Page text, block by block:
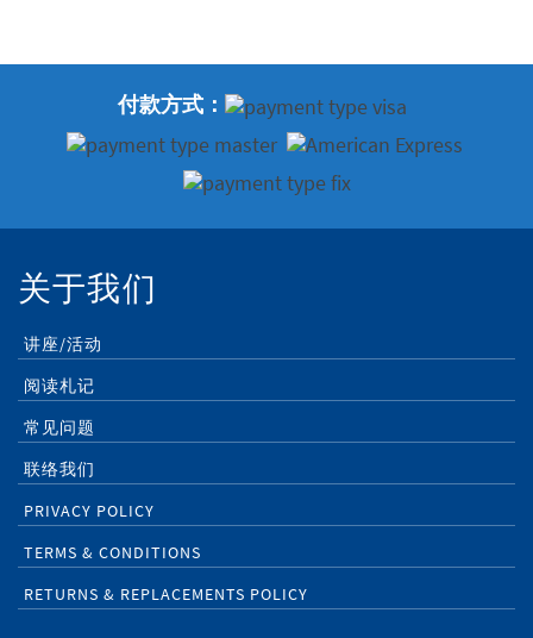
付款方式：
关于我们
讲座/活动
阅读札记
常见问题
联络我们
PRIVACY POLICY
TERMS & CONDITIONS
RETURNS & REPLACEMENTS POLICY